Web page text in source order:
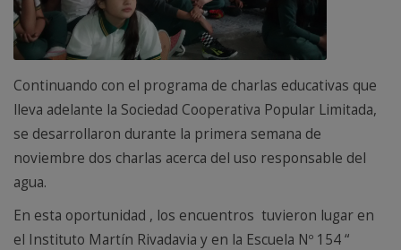
Continuando con el programa de charlas educativas que
lleva adelante la Sociedad Cooperativa Popular Limitada,
se desarrollaron durante la primera semana de
noviembre dos charlas acerca del uso responsable del
agua.
En esta oportunidad , los encuentros tuvieron lugar en
el Instituto Martín Rivadavia y en la Escuela Nº 154 “